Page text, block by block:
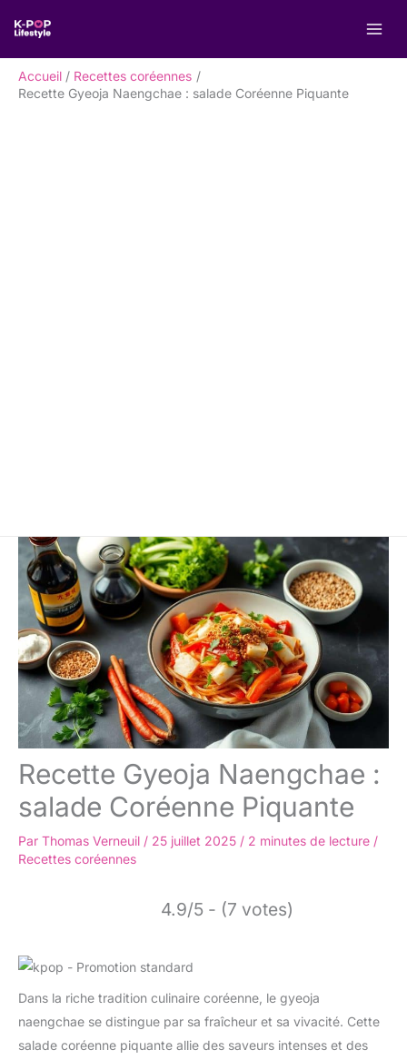
contenu
Accueil
Recettes coréennes
Recette Gyeoja Naengchae : salade Coréenne Piquante
Recette Gyeoja Naengchae :
salade Coréenne Piquante
Par Thomas Verneuil / 25 juillet 2025 / 2 minutes de lecture /
Recettes coréennes
4.9/5 - (7 votes)
Dans la riche tradition culinaire coréenne, le gyeoja
naengchae se distingue par sa fraîcheur et sa vivacité. Cette
salade coréenne piquante allie des saveurs intenses et des
e
c
h